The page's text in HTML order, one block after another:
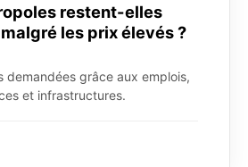
restent-elles
les prix élevés ?
demandées grâce aux emplois,
et infrastructures.